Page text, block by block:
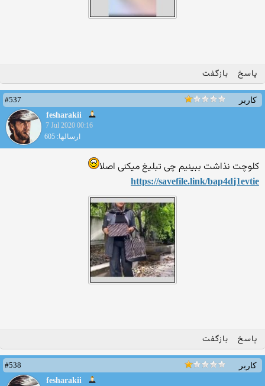
پاسخ بازگفت
کاربر
#537
fesharakii
7 Jul 2020 00:16
ارسالها: 605
کلوچت نذاشت ببینیم چی تبلیغ میکنی اصلا
https://savefile.link/bap4dj1evtie
پاسخ بازگفت
کاربر
#538
fesharakii